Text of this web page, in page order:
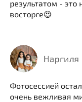
результатом - это
восторге😍
Наргиля
Фотосессией
очень вежливая